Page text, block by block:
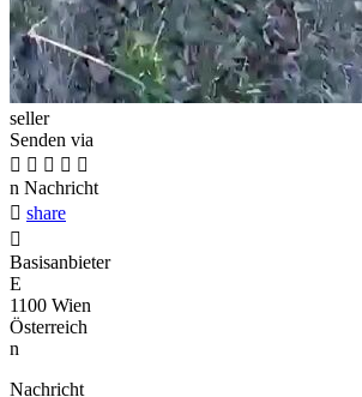
seller
Senden via
    
n Nachricht
 share

Basisanbieter
E
1100 Wien
Österreich
n
Nachricht